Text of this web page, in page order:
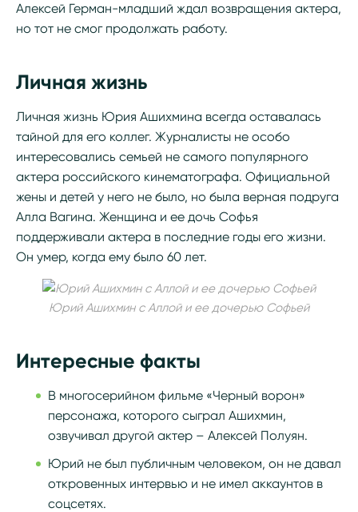
Алексей Герман-младший ждал возвращения актера,
но тот не смог продолжать работу.
Личная жизнь
Личная жизнь Юрия Ашихмина всегда оставалась
тайной для его коллег. Журналисты не особо
интересовались семьей не самого популярного
актера российского кинематографа. Официальной
жены и детей у него не было, но была верная подруга
Алла Вагина. Женщина и ее дочь Софья
поддерживали актера в последние годы его жизни.
Он умер, когда ему было 60 лет.
Юрий Ашихмин с Аллой и ее дочерью Софьей
Интересные факты
В многосерийном фильме «Черный ворон»
персонажа, которого сыграл Ашихмин,
озвучивал другой актер – Алексей Полуян.
Юрий не был публичным человеком, он не давал
откровенных интервью и не имел аккаунтов в
соцсетях.